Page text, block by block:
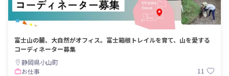
富士山の麓、大自然がオフィス。富士箱根トレイルを育て、山を愛する
コーディネーター募集
静岡県小山町
お仕事
11